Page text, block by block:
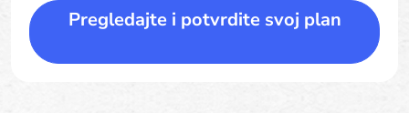
Pregledajte i potvrdite svoj plan